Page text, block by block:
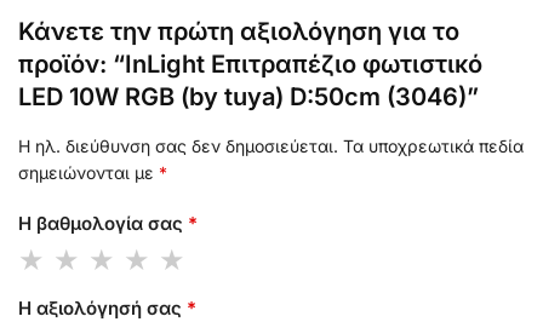
Κάνετε την πρώτη αξιολόγηση για το
προϊόν: “InLight Επιτραπέζιο φωτιστικό
LED 10W RGB (by tuya) D:50cm (3046)”
Η ηλ. διεύθυνση σας δεν δημοσιεύεται. Τα υποχρεωτικά πεδία
σημειώνονται με *
Η βαθμολογία σας *
Η αξιολόγησή σας *